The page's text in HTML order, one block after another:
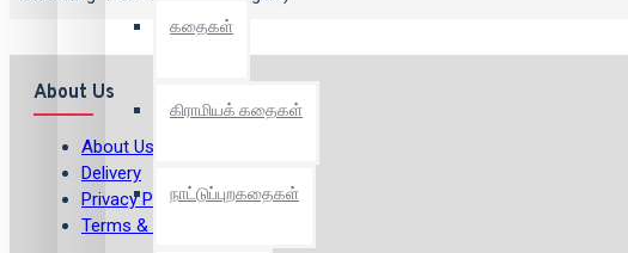
கதைகள்
கிராமியக் கதைகள்
நாட்டுப்புறகதைகள்
About Us
About Us
Delivery
Privacy Policy
Terms & Conditions